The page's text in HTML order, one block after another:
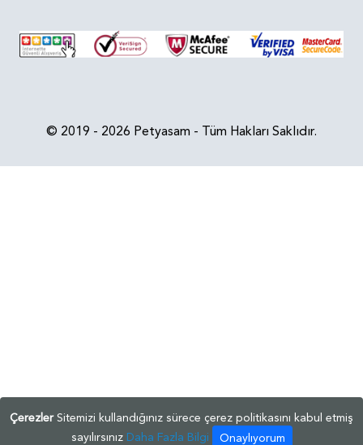
Çerezler Sitemizi kullandığınız sürece çerez politikasını kabul etmiş
sayılırsınız Daha Fazla Bilgi Onaylıyorum
© 2019 - 2026 Petyasam - Tüm Hakları Saklıdır.